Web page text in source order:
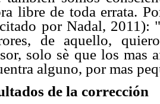
libre de toda errata.
por Nadal, 2011):
de aquello,
solo sè que los mas
alguno, por mas
de la corrección